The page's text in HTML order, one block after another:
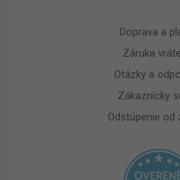
Doprava a
Záruka
Otázky a
Zákaznícky
Odstúpenie od